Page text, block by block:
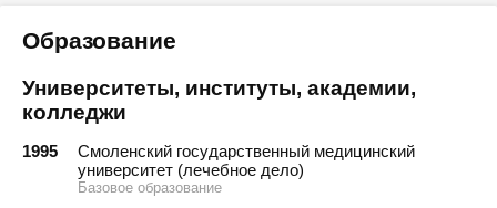
Образование
Университеты, институты, академии,
колледжи
1995
Смоленский государственный медицинский
университет (лечебное дело)
Базовое образование